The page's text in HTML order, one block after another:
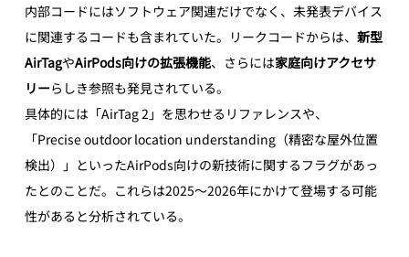
内部コードにはソフトウェア関連だけでなく、未発表デバイス
に関連するコードも含まれていた。リークコードからは、 新型
AirTagやAirPods向けの拡張機能、さらには家庭向けアクセサ
リーらしき参照も発見されている。
具体的には「AirTag 2」を思わせるリファレンスや、
「Precise outdoor location understanding（精密な屋外位置
検出）」といったAirPods向けの新技術に関するフラグがあっ
たとのことだ。これらは2025〜2026年にかけて登場する可能
性があると分析されている。